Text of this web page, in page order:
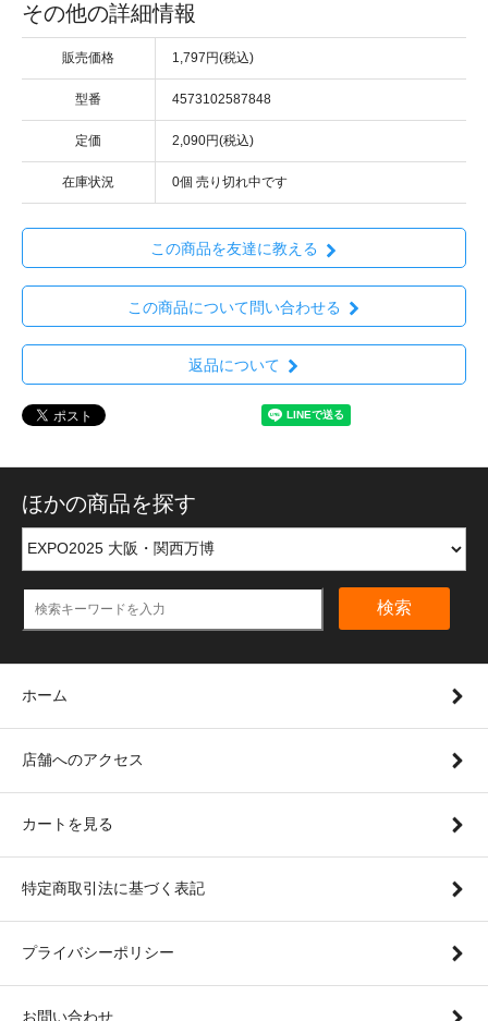
その他の詳細情報
販売価格 1,797円(税込)
型番 4573102587848
定価 2,090円(税込)
在庫状況 0個 売り切れ中です
この商品を友達に教える
この商品について問い合わせる
返品について
ほかの商品を探す
検索
ホーム
店舗へのアクセス
カートを見る
特定商取引法に基づく表記
プライバシーポリシー
お問い合わせ